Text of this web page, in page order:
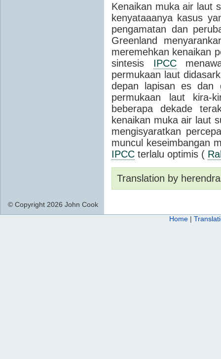
Kenaikan muka air laut
kenyataaanya kasus
pengamatan dan
Greenland
meremehkan kenaikan
sintesis IPCC
permukaan laut
depan lapisan es dan
permukaan laut kira-
beberapa dekade
kenaikan muka air laut
mengisyaratkan
muncul keseimbangan
IPCC terlalu optimis (
Translation by
© Copyright 2026 John Cook
Home |